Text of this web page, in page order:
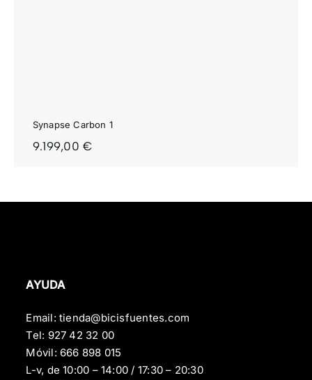
Synapse Carbon 1
9.199,00€
AYUDA
Email:tienda@bicisfuentes.com
Tel: 927 42 32 00
Móvil: 666 898 015
L-v, de 10:00 – 14:00 / 17:30 – 20:30